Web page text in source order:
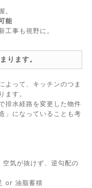
。
能
工事も視野に。
ります。
よって、キッチンのつま
ます。
排水経路を変更した物件
」になっていることも考
気が抜けず、逆勾配の
or 油脂蓄積